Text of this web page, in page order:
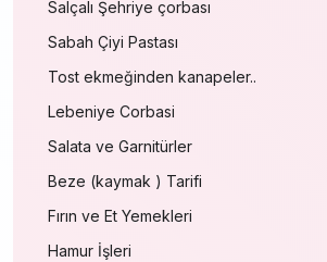
Salçalı Şehriye çorbası
Sabah Çiyi Pastası
Tost ekmeğinden kanapeler..
Lebeniye Corbasi
Salata ve Garnitürler
Beze (kaymak ) Tarifi
Fırın ve Et Yemekleri
Hamur İşleri